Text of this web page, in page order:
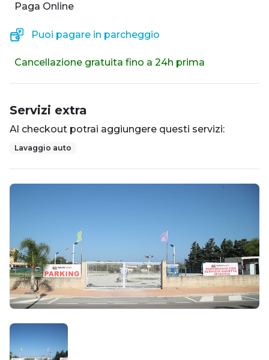
Paga Online
Puoi pagare in parcheggio
Cancellazione gratuita fino a 24h prima
Servizi extra
Al checkout potrai aggiungere questi servizi:
Lavaggio auto